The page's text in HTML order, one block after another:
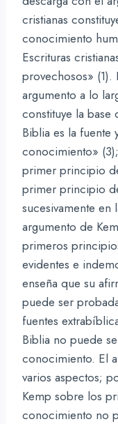
cristianas
conocimiento
Escrituras
provechosos»
argumento a lo
constituye la
Biblia es la fuente
conocimiento»
primer principio
primer principio
sucesivamente
argumento de
primeros
evidentes e
enseña que su
puede ser
fuentes
Biblia no puede
conocimiento. El
varios aspectos;
Kemp sobre los
conocimiento no